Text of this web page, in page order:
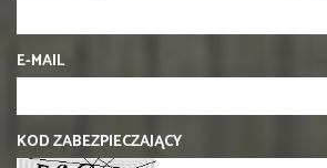
E-MAIL
KOD ZABEZPIECZAJĄCY